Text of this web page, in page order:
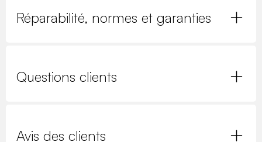
Réparabilité, normes et garanties
Questions clients
Avis des clients